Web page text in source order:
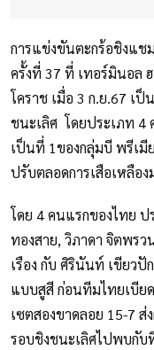
การแข่งขันตะกร้อชิงแช
ครั้งที่ 37 ที่ เทอร์มินอล
โคราช เมื่อ 3 ก.ย.67 เ
ชนะเลิศ โดยประเภท
เป็นที่ 1ของกลุ่มบี พรีเมี
ปรับตลอดการเสือเหลือง
โดย 4 คนแรกของไทย ป
ทองสาย, วิภาดา จิตพรว
เรือง กับ ศิรินันท์ เขียวปั
แบบสูสี ก่อนทีมไทยเบีย
เซตสองขาดลอย 15-7
รอบชิงชนะเลิศไปพบกั